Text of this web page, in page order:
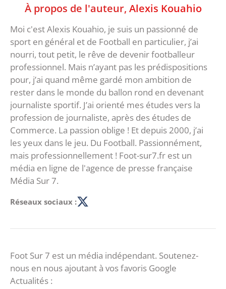
À propos de l'auteur, Alexis Kouahio
Moi c'est Alexis Kouahio, je suis un passionné de
sport en général et de Football en particulier, j’ai
nourri, tout petit, le rêve de devenir footballeur
professionnel. Mais n’ayant pas les prédispositions
pour, j’ai quand même gardé mon ambition de
rester dans le monde du ballon rond en devenant
journaliste sportif. J’ai orienté mes études vers la
profession de journaliste, après des études de
Commerce. La passion oblige ! Et depuis 2000, j’ai
les yeux dans le jeu. Du Football. Passionnément,
mais professionnellement ! Foot-sur7.fr est un
média en ligne de l'agence de presse française
Média Sur 7.
Réseaux sociaux :
Foot Sur 7 est un média indépendant. Soutenez-
nous en nous ajoutant à vos favoris Google
Actualités :